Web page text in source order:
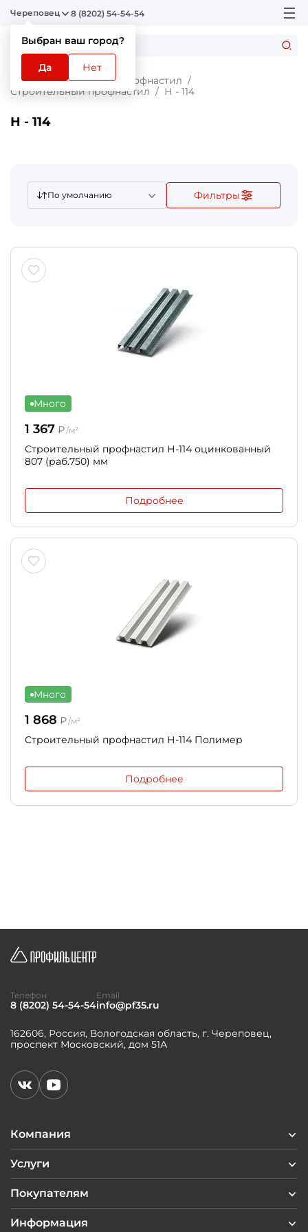
Череповец
Выбран ваш город?
Да Нет
8 (8202) 54-54-54
Главная Каталог
Профнастил
Строительный профнастил
Н - 114
Н - 114
По умолчанию Фильтры
Много
1 367 ₽/м²
Строительный профнастил Н-114 оцинкованный
807 (раб.750) мм
Подробнее
Много
1 868 ₽/м²
Строительный профнастил Н-114 Полимер
Подробнее
Компания
Услуги
Покупателям
Информация
162606, Россия, Вологодская область, г. Череповец,
проспект Московский, дом 51А
Телефон
8 (8202) 54-54-54
Email
info@pf35.ru